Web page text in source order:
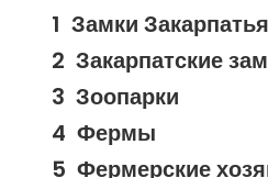
Замки Закарпатья
Закарпатские
Зоопарки
Фермы
Фермерские